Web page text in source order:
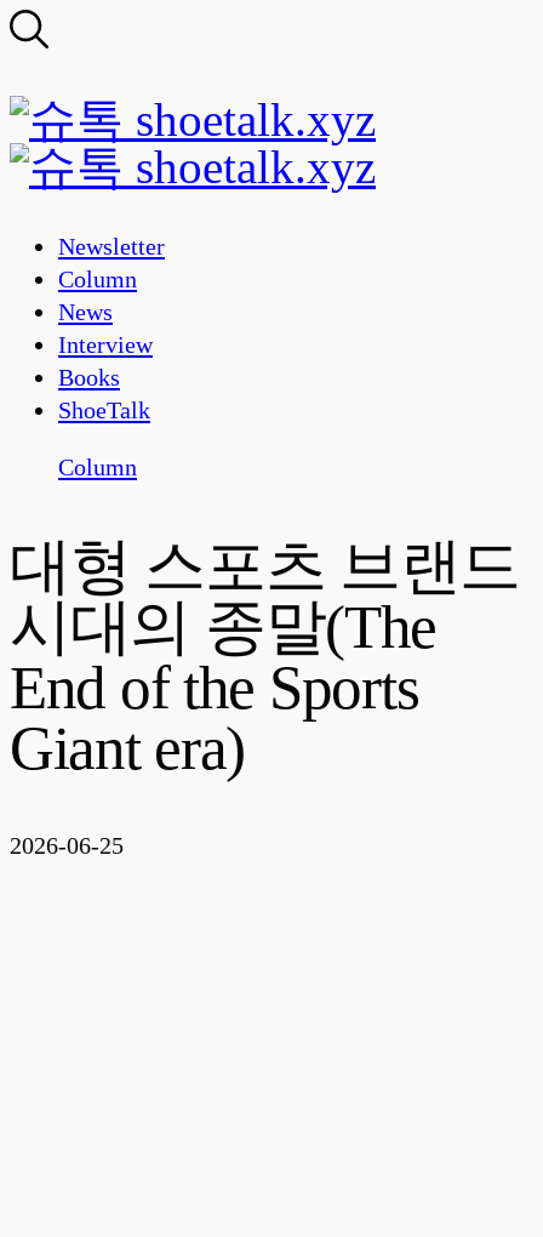
Newsletter
Column
News
Interview
Books
ShoeTalk
Column
대형 스포츠 브랜드
시대의 종말(The
End of the Sports
Giant era)
2026-06-25